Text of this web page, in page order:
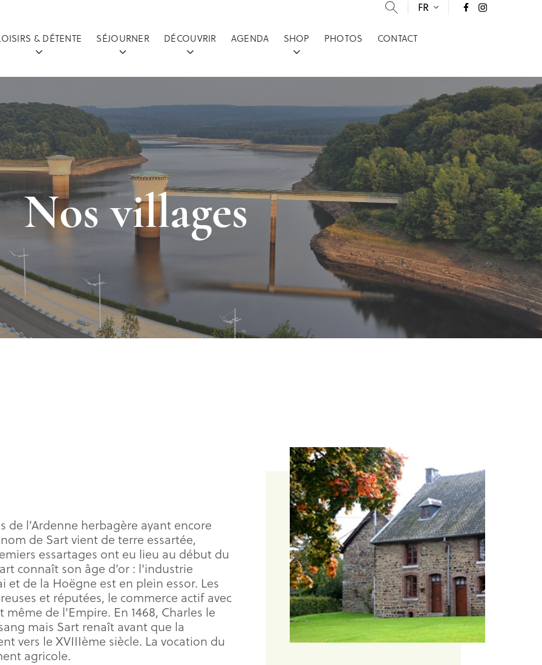
& DÉTENTE SÉJOURNER DÉCOUVRIR AGENDA SHOP PHOTOS CONTACT
FR
Nos villages
de l’Ardenne herbagère ayant encore
de Sart vient de terre essartée,
essartages ont eu lieu au début du
connaît son âge d’or : l'industrie
et de la Hoëgne est en plein essor. Les
et réputées, le commerce actif avec
de l'Empire. En 1468, Charles le
mais Sart renaît avant que la
vers le XVIIIème siècle. La vocation du
agricole.